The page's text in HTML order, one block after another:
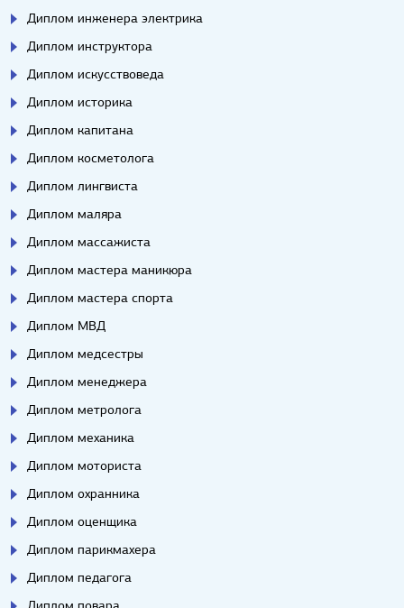
Диплом инженера электрика
Диплом инструктора
Диплом искусствоведа
Диплом историка
Диплом капитана
Диплом косметолога
Диплом лингвиста
Диплом маляра
Диплом массажиста
Диплом мастера маникюра
Диплом мастера спорта
Диплом МВД
Диплом медсестры
Диплом менеджера
Диплом метролога
Диплом механика
Диплом моториста
Диплом охранника
Диплом оценщика
Диплом парикмахера
Диплом педагога